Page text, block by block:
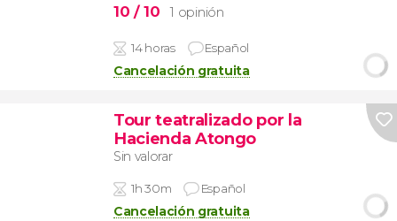
10 / 10 1 opinión
14 horas Español
Cancelación gratuita
Tour teatralizado por la
Hacienda Atongo
Sin valorar
1h 30m Español
Cancelación gratuita